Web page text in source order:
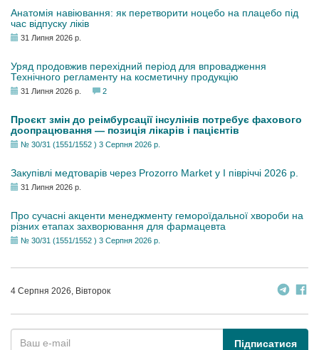
Анатомія навіювання: як перетворити ноцебо на плацебо під
час відпуску ліків
31 Липня 2026 р.
Уряд продовжив перехідний період для впровадження
Технічного регламенту на косметичну продукцію
31 Липня 2026 р. 2
Проєкт змін до реімбурсації інсулінів потребує фахового
доопрацювання — позиція лікарів і пацієнтів
№ 30/31 (1551/1552 ) 3 Серпня 2026 р.
Закупівлі медтоварів через Prozorro Market у I півріччі 2026 р.
31 Липня 2026 р.
Про сучасні акценти менеджменту гемороїдальної хвороби на
різних етапах захворювання для фармацевта
№ 30/31 (1551/1552 ) 3 Серпня 2026 р.
4 Серпня 2026, Вівторок
Підписатися